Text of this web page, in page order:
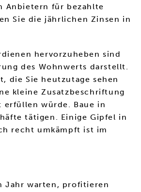
Anbietern für bezahlte
Sie die jährlichen Zinsen in
hervorzuheben sind
des Wohnwerts darstellt.
die Sie heutzutage sehen
kleine Zusatzbeschriftung
erfüllen würde. Baue in
tätigen. Einige Gipfel in
recht umkämpft ist im
Jahr warten, profitieren